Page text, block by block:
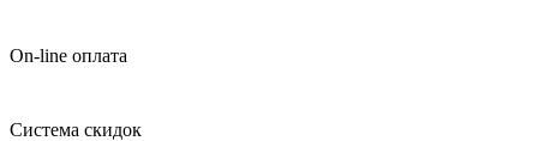
On-line оплата
Система скидок